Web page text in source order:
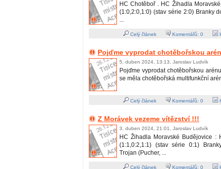
HC Chotěboř . HC Žihadla
(1:0,2:0,1:0) (stav série 2:0) Branky
...
Celý článek Komentářů: 0
Pojďme vyprodat chotěbořskou
5. duben 2024, 13:13, Jaroslav Ludvík
Pojďme vyprodat chotěbořskou
se měla chotěbořská multifunkční
Celý článek Komentářů: 0
Z Morávek vezeme vítězství !!!
3. duben 2024, 21:01, Jaroslav Ludvík
HC Žihadla Moravské Budějovice :
(1:1,0:2,1:1) (stav série 0:1)
Trojan (Pucher, ...
Celý článek Komentářů: 0